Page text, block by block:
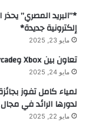
*”البريد المصري”
إلكترونية جديدة*
مايو 23, 2025
تعاون بين Xbox وAntstream Arcade
مايو 24, 2025
لمياء كامل تفوز
لدورها الرائد في مجال
مايو 22, 2025